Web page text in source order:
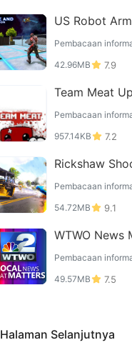
US Robot
Pembacaan
42.96MB
7.9
Team Meat
Pembacaan
957.14KB
7.2
Rickshaw
Pembacaan
54.72MB
9.1
WTWO News
Pembacaan
49.57MB
7.5
Halaman Selanjutnya